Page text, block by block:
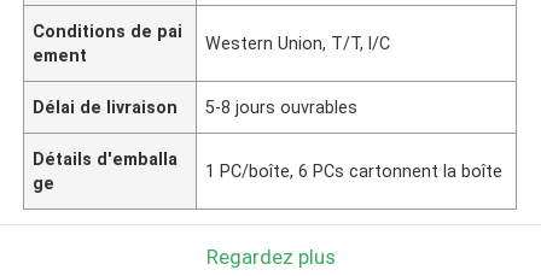
Conditions de pai
ement
Western Union, T/T, l/C
Délai de livraison 5-8 jours ouvrables
Détails d'emballa
ge
1 PC/boîte, 6 PCs cartonnent la boîte
Regardez plus